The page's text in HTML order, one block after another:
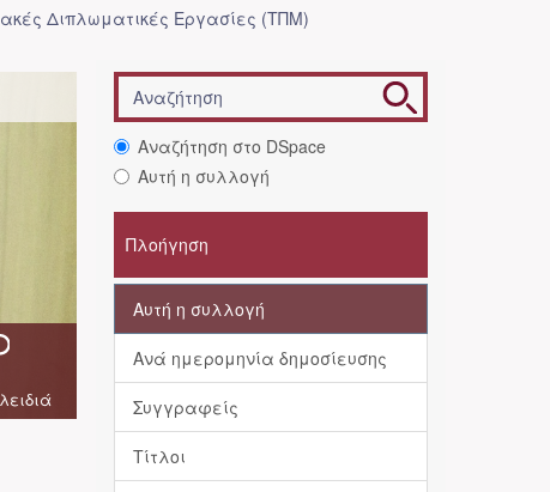
Διπλωματικές Εργασίες (ΤΠΜ)
Αναζήτηση στο DSpace
Αυτή η συλλογή
Πλοήγηση
Αυτή η συλλογή
Ανά ημερομηνία δημοσίευσης
Συγγραφείς
Τίτλοι